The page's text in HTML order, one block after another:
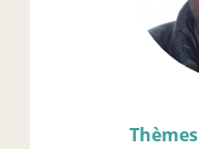
Thèmes